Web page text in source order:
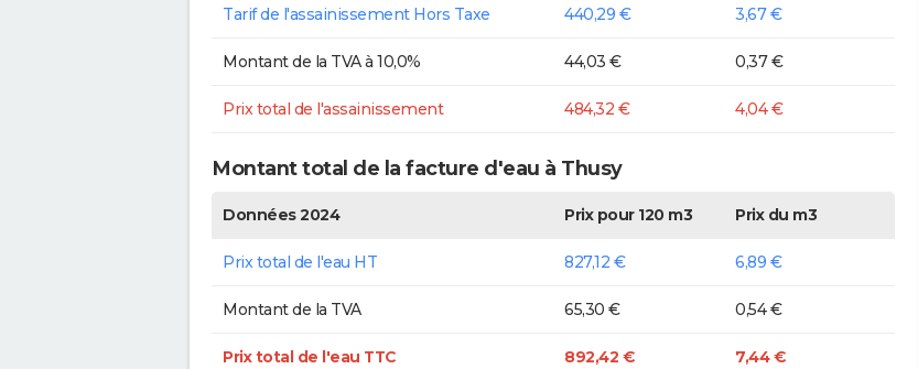
Tarif de l'assainissement Hors Taxe 440,29 € 3,67 €
Montant de la TVA à 10,0% 44,03 € 0,37 €
Prix total de l'assainissement 484,32 € 4,04 €
Montant total de la facture d'eau à Thusy
Données 2024 Prix pour 120 m3 Prix du m3
Prix total de l'eau HT 827,12 € 6,89 €
Montant de la TVA 65,30 € 0,54 €
Prix total de l'eau TTC 892,42 € 7,44 €